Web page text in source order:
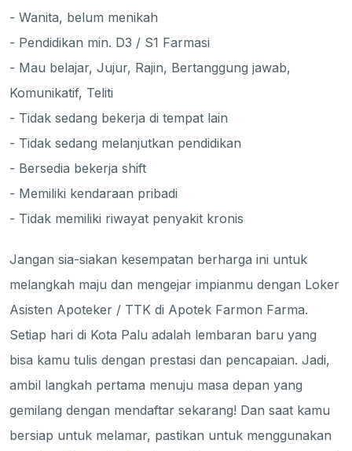
- Wanita, belum menikah
- Pendidikan min. D3 / S1 Farmasi
- Mau belajar, Jujur, Rajin, Bertanggung jawab,
Komunikatif, Teliti
- Tidak sedang bekerja di tempat lain
- Tidak sedang melanjutkan pendidikan
- Bersedia bekerja shift
- Memiliki kendaraan pribadi
- Tidak memiliki riwayat penyakit kronis
Jangan sia-siakan kesempatan berharga ini untuk
melangkah maju dan mengejar impianmu dengan Loker
Asisten Apoteker / TTK di Apotek Farmon Farma.
Setiap hari di Kota Palu adalah lembaran baru yang
bisa kamu tulis dengan prestasi dan pencapaian. Jadi,
ambil langkah pertama menuju masa depan yang
gemilang dengan mendaftar sekarang! Dan saat kamu
bersiap untuk melamar, pastikan untuk menggunakan